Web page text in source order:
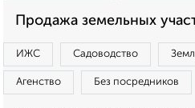
Продажа земельных
ИЖС Садоводство
Агенство Без посредников